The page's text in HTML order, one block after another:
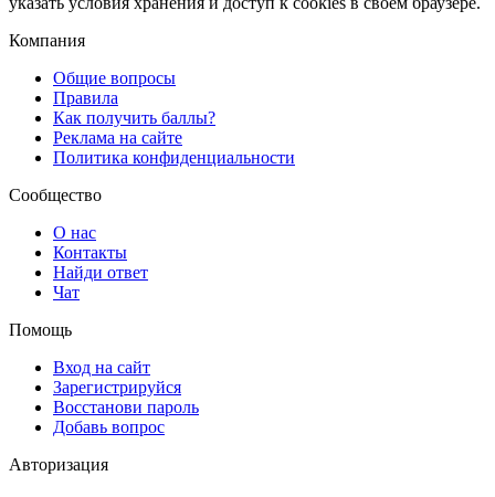
Компания
Общие вопросы
Правила
Как получить баллы?
Реклама на сайте
Политика конфиденциальности
Сообщество
О нас
Контакты
Найди ответ
Чат
Помощь
Вход на сайт
Зарегистрируйся
Восстанови пароль
Добавь вопрос
Авторизация